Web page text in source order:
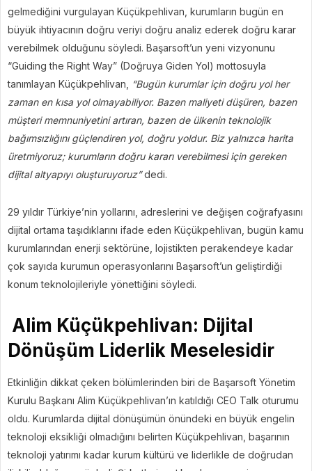
gelmediğini vurgulayan Küçükpehlivan, kurumların bugün en
büyük ihtiyacının doğru veriyi doğru analiz ederek doğru karar
verebilmek olduğunu söyledi. Başarsoft’un yeni vizyonunu
“Guiding the Right Way” (Doğruya Giden Yol) mottosuyla
tanımlayan Küçükpehlivan,
“Bugün kurumlar için doğru yol her
zaman en kısa yol olmayabiliyor. Bazen maliyeti düşüren, bazen
müşteri memnuniyetini artıran, bazen de ülkenin teknolojik
bağımsızlığını güçlendiren yol, doğru yoldur. Biz yalnızca harita
üretmiyoruz; kurumların doğru kararı verebilmesi için gereken
dijital altyapıyı oluşturuyoruz”dedi.
29 yıldır Türkiye’nin yollarını, adreslerini ve değişen coğrafyasını
dijital ortama taşıdıklarını ifade eden Küçükpehlivan, bugün kamu
kurumlarından enerji sektörüne, lojistikten perakendeye kadar
çok sayıda kurumun operasyonlarını Başarsoft’un geliştirdiği
konum teknolojileriyle yönettiğini söyledi.
Alim Küçükpehlivan: Dijital
Dönüşüm Liderlik Meselesidir
Etkinliğin dikkat çeken bölümlerinden biri de Başarsoft Yönetim
Kurulu Başkanı Alim Küçükpehlivan’ın katıldığı CEO Talk oturumu
oldu. Kurumlarda dijital dönüşümün önündeki en büyük engelin
teknoloji eksikliği olmadığını belirten Küçükpehlivan, başarının
teknoloji yatırımı kadar kurum kültürü ve liderlikle de doğrudan